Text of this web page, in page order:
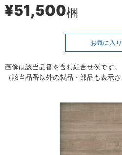
¥51,500梱
お気に入り
画像は該当品番を含む組合せ例です。
（該当品番以外の製品・部品も表示さ